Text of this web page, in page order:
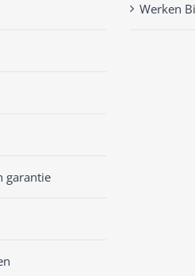
garantie
Werken